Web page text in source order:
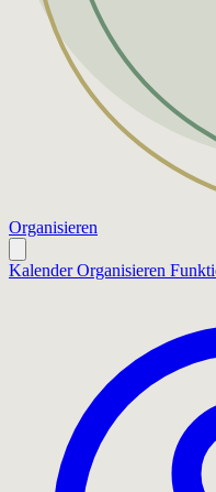
Organisieren
Kalender Organisieren